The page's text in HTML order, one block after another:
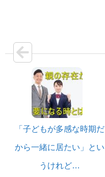
「子どもが多感な時期だ
から一緒に居たい」とい
うけれど…